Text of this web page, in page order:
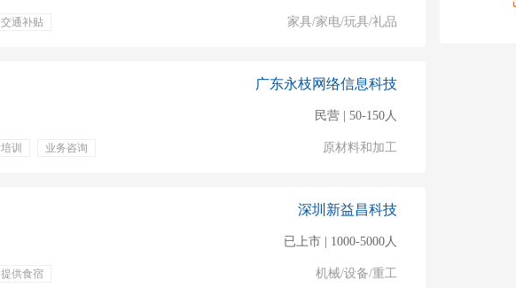
交通补贴
家具/家电/玩具/礼品
培训
业务咨询
广东永枝网络信息科技
民营 | 50-150人
原材料和加工
提供食宿
深圳新益昌科技
已上市 | 1000-5000人
机械/设备/重工